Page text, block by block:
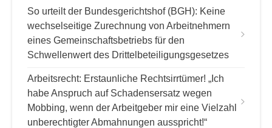
So urteilt der Bundesgerichtshof (BGH): Keine
wechselseitige Zurechnung von Arbeitnehmern
eines Gemeinschaftsbetriebs für den
Schwellenwert des Drittelbeteiligungsgesetzes
Arbeitsrecht: Erstaunliche Rechtsirrtümer! „Ich
habe Anspruch auf Schadensersatz wegen
Mobbing, wenn der Arbeitgeber mir eine Vielzahl
unberechtigter Abmahnungen ausspricht!“